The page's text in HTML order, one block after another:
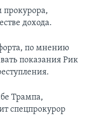
прокурора,
дохода.
по мнению
показания Рик
Трампа,
спецпрокурор